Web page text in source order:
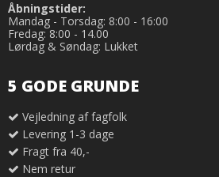
Åbningstider:
Mandag - Torsdag: 8:00 - 16:00
Fredag: 8:00 - 14.00
Lørdag & Søndag: Lukket
5 GODE GRUNDE
Vejledning af fagfolk
Levering 1-3 dage
Fragt fra 40,-
Nem retur